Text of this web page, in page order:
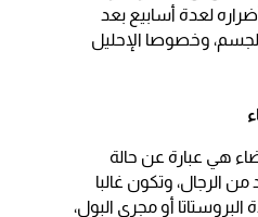
لعدة أسابيع بعد
وخصوصا الإحليل
هي عبارة عن حالة
الرجال، وتكون غالبا
أو مجرى البول،